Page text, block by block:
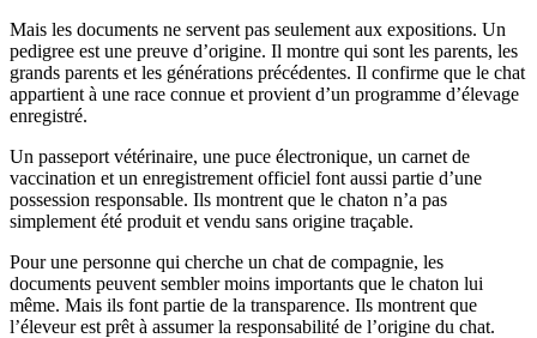
Mais les documents ne servent pas seulement aux expositions. Un
pedigree est une preuve d’origine. Il montre qui sont les parents, les
grands parents et les générations précédentes. Il confirme que le chat
appartient à une race connue et provient d’un programme d’élevage
enregistré.
Un passeport vétérinaire, une puce électronique, un carnet de
vaccination et un enregistrement officiel font aussi partie d’une
possession responsable. Ils montrent que le chaton n’a pas
simplement été produit et vendu sans origine traçable.
Pour une personne qui cherche un chat de compagnie, les
documents peuvent sembler moins importants que le chaton lui
même. Mais ils font partie de la transparence. Ils montrent que
l’éleveur est prêt à assumer la responsabilité de l’origine du chat.